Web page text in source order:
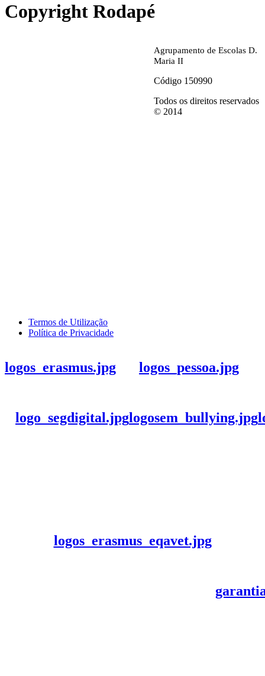
Copyright Rodapé
Agrupamento de Escolas D.
Maria II
Código 150990
Todos os direitos reservados
© 2014
Termos de Utilização
Política de Privacidade
logos_erasmus.jpg logos_pessoa.jpg
logo_segdigital.jpglogosem_bullying.jpg
logos_erasmus_eqavet.jpg